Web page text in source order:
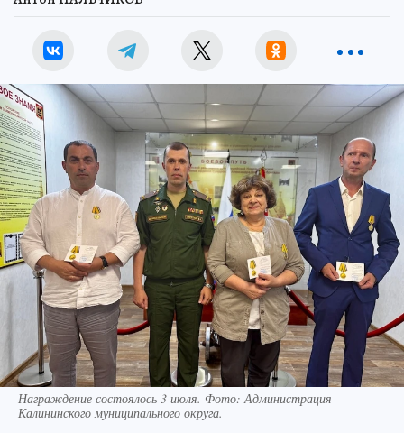
Награждение состоялось 3 июля. Фото: Администрация
Калининского муниципального округа.